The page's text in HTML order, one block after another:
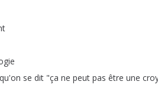
qu'on se dit "ça ne peut pas être une